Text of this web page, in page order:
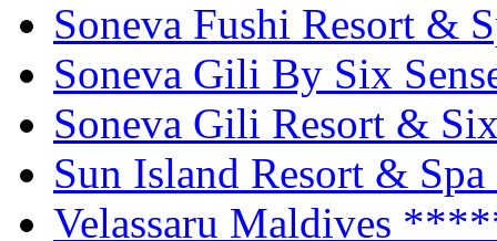
Soneva Fushi Resort &
Soneva Gili By Six
Soneva Gili Resort &
Sun Island Resort & Spa
Velassaru Maldives